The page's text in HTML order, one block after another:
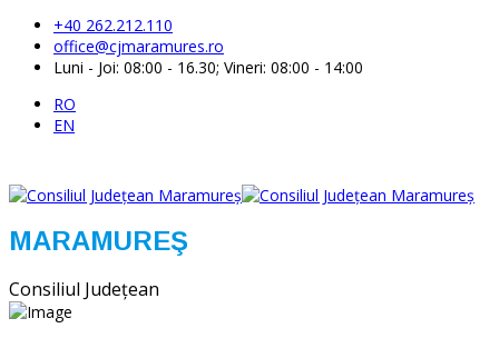
+40 262.212.110
office@cjmaramures.ro
Luni - Joi: 08:00 - 16.30; Vineri: 08:00 - 14:00
RO
EN
MARAMUREŞ
Consiliul Judeţean